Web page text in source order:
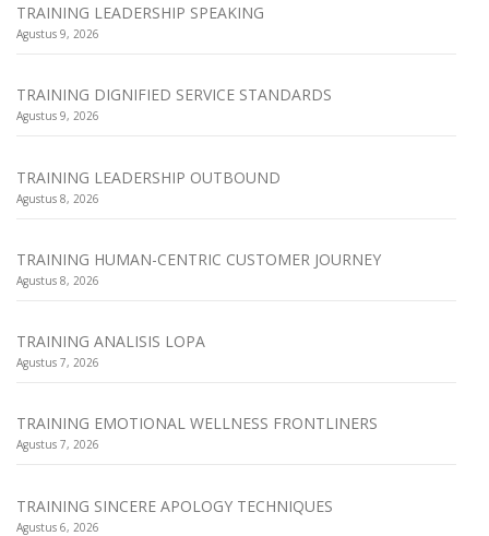
TRAINING LEADERSHIP SPEAKING
Agustus 9, 2026
TRAINING DIGNIFIED SERVICE STANDARDS
Agustus 9, 2026
TRAINING LEADERSHIP OUTBOUND
Agustus 8, 2026
TRAINING HUMAN-CENTRIC CUSTOMER JOURNEY
Agustus 8, 2026
TRAINING ANALISIS LOPA
Agustus 7, 2026
TRAINING EMOTIONAL WELLNESS FRONTLINERS
Agustus 7, 2026
TRAINING SINCERE APOLOGY TECHNIQUES
Agustus 6, 2026